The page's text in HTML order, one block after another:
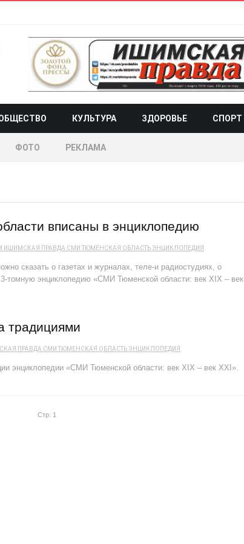
КУЛЬТУРА ЗДОРОВЬЕ СПОРТ
ФОТО РЕКЛАМА
вписаны в энциклопедию
ИШИМСКАЯ ПРАВДА СМИ ТЮМЕНСКАЯ ОБЛАСТЬЭНЦИКЛОПЕДИЯ
сказать о газетах и журналах, теле-и радиостудиях, о
томную энциклопедию «СМИ Тюменской области: век ХIХ – век
традициями
ПРАВДА СМИ ТЮМЕНСКАЯ ОБЛАСТЬЭНЦИКЛОПЕДИЯ
энциклопедии «СМИ Тюменской области: век ХIХ – век ХХI».
Стр. 1